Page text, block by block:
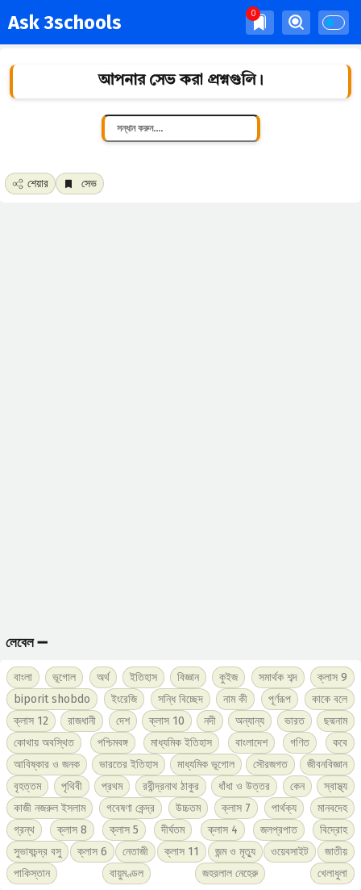
Ask 3schools
আপনার সেভ করা প্রশ্নগুলি।
শেয়ার সেভ
লেবেল ➖
বাংলা ভূগোল অর্থ ইতিহাস বিজ্ঞান কুইজ সমার্থক শব্দ
ক্লাস 9
biporit shobdo
ইংরেজি সন্ধি বিচ্ছেদ নাম কী পূর্ণরূপ
কাকে বলে
ক্লাস 12
রাজধানী দেশ ক্লাস 10 নদী অন্যান্য ভারত
ছদ্মনাম
কোথায় অবস্থিত
পশ্চিমবঙ্গ মাধ্যমিক ইতিহাস বাংলাদেশ গণিত
কবে
আবিষ্কার ও জনক
ভারতের ইতিহাস মাধ্যমিক ভূগোল সৌরজগত
জীবনবিজ্ঞান
বৃহত্তম
পৃথিবী প্রথম রবীন্দ্রনাথ ঠাকুর ধাঁধা ও উত্তর কেন
স্বাস্থ্য
কাজী নজরুল ইসলাম
গবেষণা কেন্দ্র উচ্চতম ক্লাস 7 পার্থক্য
মানবদেহ
গ্রন্থ
ক্লাস 8 ক্লাস 5 দীর্ঘতম ক্লাস 4 জলপ্রপাত
বিদ্রোহ
সুভাষচন্দ্র বসু
ক্লাস 6 নেতাজী ক্লাস 11 জন্ম ও মৃত্যু ওয়েবসাইট
জাতীয়
পাকিস্তান
বায়ুমণ্ডল জহরলাল নেহেরু খেলাধুলা